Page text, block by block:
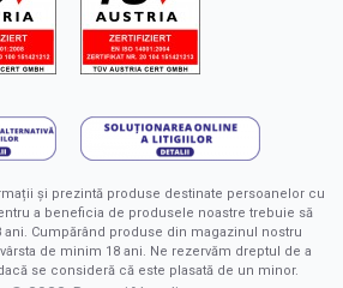
și prezintă produse destinate persoanelor cu
a beneficia de produsele noastre trebuie să
ani. Cumpărând produse din magazinul nostru
de minim 18 ani. Ne rezervăm dreptul de a
se consideră că este plasată de un minor.